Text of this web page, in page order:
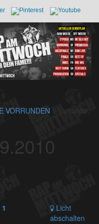
VORRUNDEN
Vorrunde:
1
Licht
abschalten